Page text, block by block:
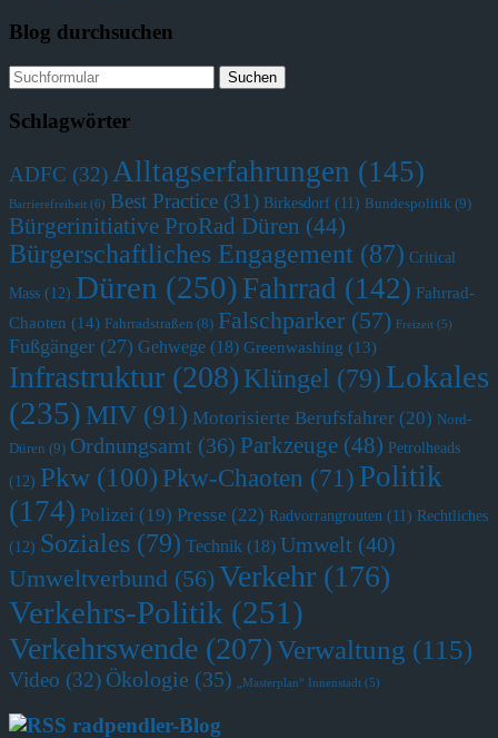
Blog durchsuchen
Schlagwörter
ADFC (32)Alltagserfahrungen (145)
Barrierefreiheit (6) Best Practice (31) Birkesdorf (11) Bundespolitik (9)
Bürgerinitiative ProRad Düren (44)
Bürgerschaftliches Engagement (87) Critical
Mass (12) Düren (250) Fahrrad (142) Fahrrad-
Chaoten (14) Fahrradstraßen (8) Falschparker (57) Freizeit (5)
Fußgänger (27) Gehwege (18) Greenwashing (13)
Infrastruktur (208) Klüngel (79) Lokales
(235) MIV (91) Motorisierte Berufsfahrer (20) Nord-
Düren (9) Ordnungsamt (36) Parkzeuge (48) Petrolheads
(12) Pkw (100) Pkw-Chaoten (71) Politik
(174) Polizei (19) Presse (22) Radvorrangrouten (11) Rechtliches
(12) Soziales (79) Technik (18) Umwelt (40)
Umweltverbund (56)Verkehr (176)
Verkehrs-Politik (251)
Verkehrswende (207)Verwaltung (115)
Video (32) Ökologie (35) „Masterplan“ Innenstadt (5)
radpendler-Blog